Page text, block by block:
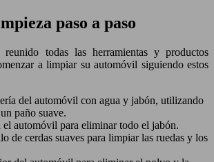
paso a paso
todas las herramientas y productos
a limpiar su automóvil siguiendo estos
del automóvil con agua y jabón, utilizando
paño suave.
el automóvil para eliminar todo el jabón.
de cerdas suaves para limpiar las ruedas y los